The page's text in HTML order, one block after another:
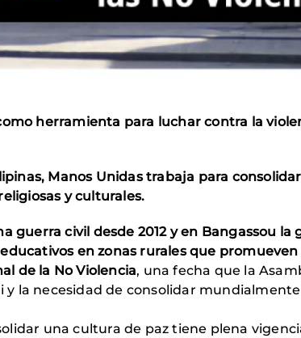
herramienta para luchar contra la
Manos Unidas trabaja para
y culturales.
guerra civil desde 2012 y en Bangassou la
en zonas rurales que
de la No Violencia, una fecha que la
la necesidad de consolidar
una cultura de paz tiene plena